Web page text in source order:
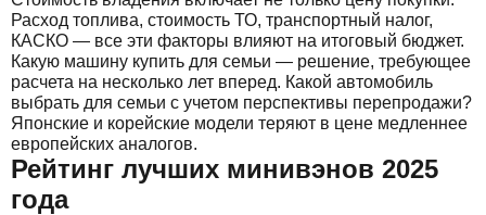
Расход топлива, стоимость ТО, транспортный налог,
КАСКО — все эти факторы влияют на итоговый бюджет.
Какую машину купить для семьи — решение, требующее
расчета на несколько лет вперед. Какой автомобиль
выбрать для семьи с учетом перспективы перепродажи?
Японские и корейские модели теряют в цене медленнее
европейских аналогов.
Рейтинг лучших минивэнов 2025
года